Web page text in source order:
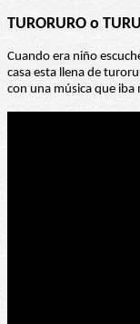
TURORURO o
Cuando era niño
casa esta llena de
con una música que